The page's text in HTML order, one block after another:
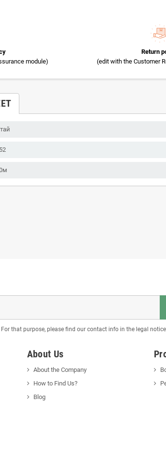
module)
Return
(edit with the Customer
that purpose, please find our contact info in the legal
About Us
About the Company
How to Find Us?
Blog